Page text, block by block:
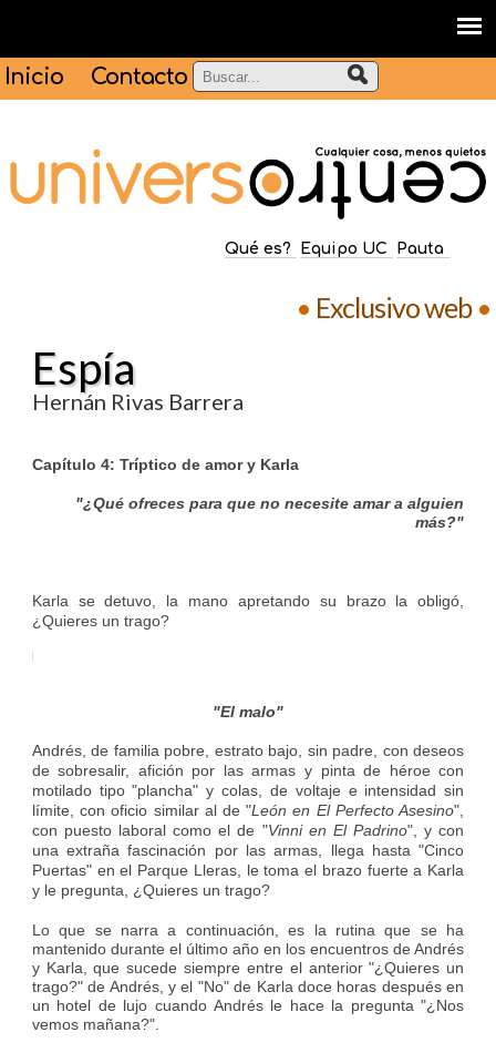
Inicio Contacto
Qué es? Equipo UC Pauta
• Exclusivo web•
Espía
Hernán Rivas Barrera
Capítulo 4: Tríptico de amor y Karla
"¿Qué ofreces para que no necesite amar a alguien
más?"
Karla se detuvo, la mano apretando su brazo la obligó,
¿Quieres un trago?
"El malo"
Andrés, de familia pobre, estrato bajo, sin padre, con deseos
de sobresalir, afición por las armas y pinta de héroe con
motilado tipo "plancha" y colas, de voltaje e intensidad sin
límite, con oficio similar al de "León en El Perfecto Asesino",
con puesto laboral como el de "Vinni en El Padrino", y con
una extraña fascinación por las armas, llega hasta "Cinco
Puertas" en el Parque Lleras, le toma el brazo fuerte a Karla
y le pregunta, ¿Quieres un trago?
Lo que se narra a continuación, es la rutina que se ha
mantenido durante el último año en los encuentros de Andrés
y Karla, que sucede siempre entre el anterior "¿Quieres un
trago?" de Andrés, y el "No" de Karla doce horas después en
un hotel de lujo cuando Andrés le hace la pregunta "¿Nos
vemos mañana?".